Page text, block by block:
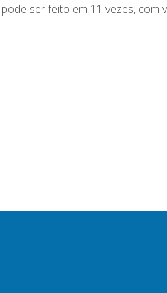
ser feito em 11 vezes,